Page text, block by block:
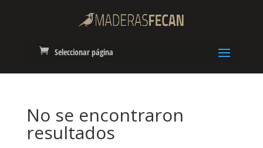
Seleccionar página
No se encontraron
resultados